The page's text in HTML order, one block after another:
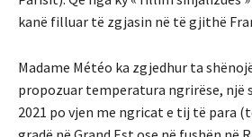
kanë filluar të zgjasin në të gjithë
Madame Météo ka zgjedhur ta
propozuar temperatura ngrirëse, një
2021 po vjen me ngricat e tij të para